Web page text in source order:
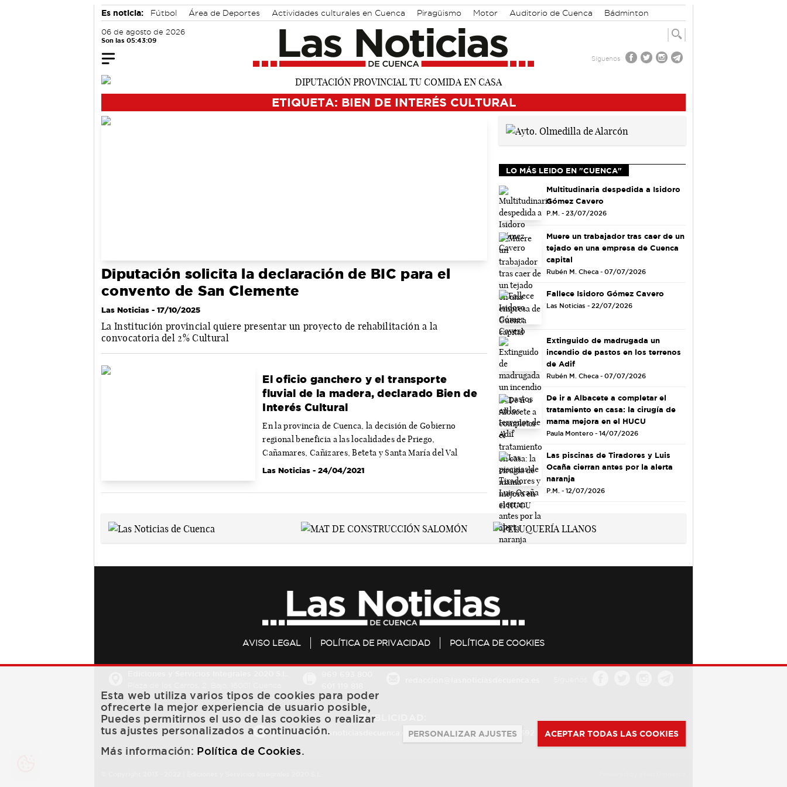
Es noticia: Fútbol Área de Deportes Actividades culturales en Cuenca Piragüismo Motor Auditorio de Cuenca Bádminton
06 de agosto de 2026
Son las 05:43:09
Síguenos
ETIQUETA: BIEN DE INTERÉS CULTURAL
Diputación solicita la declaración de BIC para el
convento de San Clemente
Las Noticias - 17/10/2025
La Institución provincial quiere presentar un proyecto de rehabilitación a la
convocatoria del 2% Cultural
El oficio ganchero y el transporte
fluvial de la madera, declarado Bien de
Interés Cultural
En la provincia de Cuenca, la decisión de Gobierno
regional beneficia a las localidades de Priego,
Cañamares, Cañizares, Beteta y Santa María del Val
Las Noticias - 24/04/2021
LO MÁS LEIDO EN "CUENCA"
Multitudinaria despedida a Isidoro
Gómez Cavero
P.M. - 23/07/2026
Muere un trabajador tras caer de un
tejado en una empresa de Cuenca
capital
Rubén M. Checa - 07/07/2026
Fallece Isidoro Gómez Cavero
Las Noticias - 22/07/2026
Extinguido de madrugada un
incendio de pastos en los terrenos
de Adif
Rubén M. Checa - 07/07/2026
De ir a Albacete a completar el
tratamiento en casa: la cirugía de
mama mejora en el HUCU
Paula Montero - 14/07/2026
Las piscinas de Tiradores y Luis
Ocaña cierran antes por la alerta
naranja
P.M. - 12/07/2026
AVISO LEGAL POLÍTICA DE PRIVACIDAD POLÍTICA DE COOKIES
PUBLICIDAD:
publicidad@lasnoticiasdecuenca.es 684 126 573 / 670 726 392
Esta web utiliza varios tipos de cookies para poder
ofrecerte la mejor experiencia de usuario posible,
Puedes permitirnos el uso de las cookies o realizar
tus ajustes personalizados a continuación.
Más información: Política de Cookies.
PERSONALIZAR AJUSTES ACEPTAR TODAS LAS COOKIES